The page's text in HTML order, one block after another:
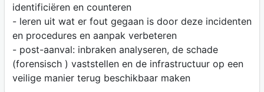
identificiëren en counteren
- leren uit wat er fout gegaan is door deze incidenten
en procedures en aanpak verbeteren
- post-aanval: inbraken analyseren, de schade
(forensisch ) vaststellen en de infrastructuur op een
veilige manier terug beschikbaar maken